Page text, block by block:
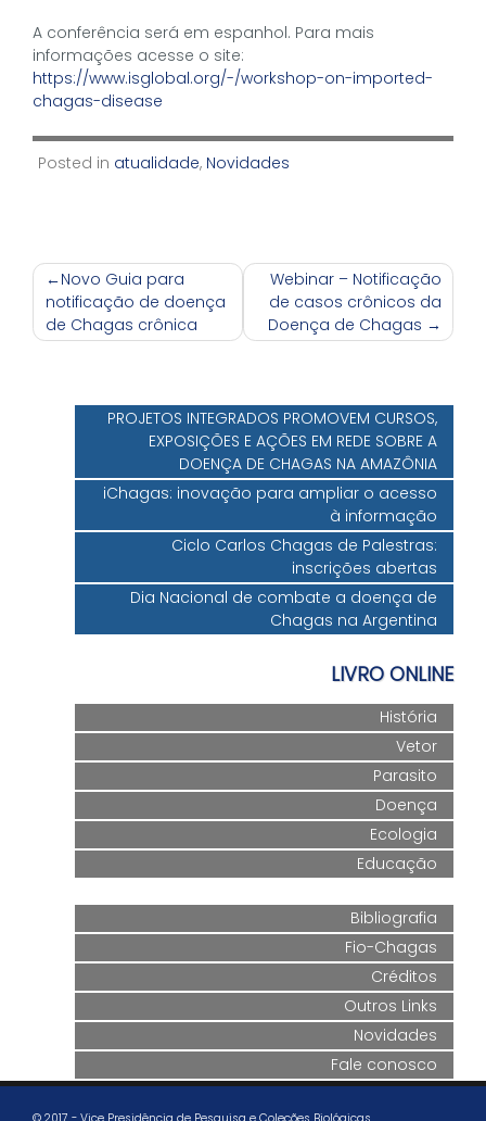
A conferência será em espanhol. Para mais
informações acesse o site:
https://www.isglobal.org/-/workshop-on-imported-
chagas-disease
Posted in atualidade, Novidades
Navegação
de
Post
Novo Guia para
notificação de doença
de Chagas crônica
Webinar – Notificação
de casos crônicos da
Doença de Chagas
PROJETOS INTEGRADOS PROMOVEM CURSOS,
EXPOSIÇÕES E AÇÕES EM REDE SOBRE A
DOENÇA DE CHAGAS NA AMAZÔNIA
iChagas: inovação para ampliar o acesso
à informação
Ciclo Carlos Chagas de Palestras:
inscrições abertas
Dia Nacional de combate a doença de
Chagas na Argentina
LIVRO ONLINE
História
Vetor
Parasito
Doença
Ecologia
Educação
Bibliografia
Fio-Chagas
Créditos
Outros Links
Novidades
Fale conosco